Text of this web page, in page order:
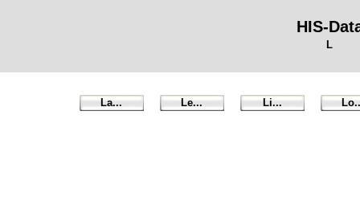
HIS-
L
La... Le... Li...